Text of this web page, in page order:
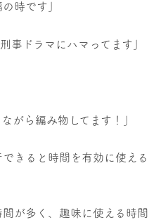
時です」
事ドラマにハマってます」
がら編み物してます！」
きると時間を有効に使える
が多く、趣味に使える時間